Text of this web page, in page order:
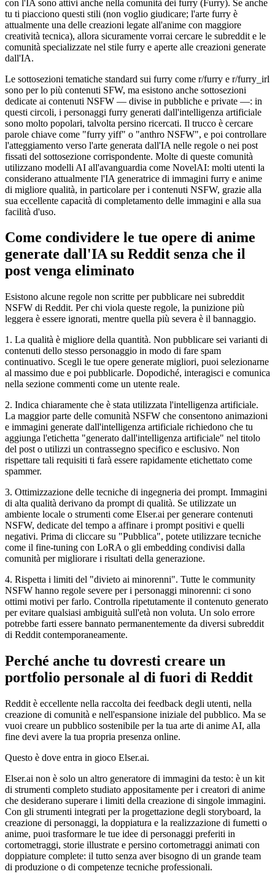
con l'IA sono attivi anche nella comunità dei furry (Furry). Se anche
tu ti piacciono questi stili (non voglio giudicare; l'arte furry è
attualmente una delle creazioni legate all'anime con maggiore
creatività tecnica), allora sicuramente vorrai cercare le subreddit e le
comunità specializzate nel stile furry e aperte alle creazioni generate
dall'IA.
Le sottosezioni tematiche standard sui furry come r/furry e r/furry_irl
sono per lo più contenuti SFW, ma esistono anche sottosezioni
dedicate ai contenuti NSFW — divise in pubbliche e private —: in
questi circoli, i personaggi furry generati dall'intelligenza artificiale
sono molto popolari, talvolta persino ricercati. Il trucco è cercare
parole chiave come "furry yiff" o "anthro NSFW", e poi controllare
l'atteggiamento verso l'arte generata dall'IA nelle regole o nei post
fissati del sottosezione corrispondente. Molte di queste comunità
utilizzano modelli AI all'avanguardia come NovelAI: molti utenti la
considerano attualmente l'IA generatrice di immagini furry e anime
di migliore qualità, in particolare per i contenuti NSFW, grazie alla
sua eccellente capacità di completamento delle immagini e alla sua
facilità d'uso.
Come condividere le tue opere di anime
generate dall'IA su Reddit senza che il
post venga eliminato
Esistono alcune regole non scritte per pubblicare nei subreddit
NSFW di Reddit. Per chi viola queste regole, la punizione più
leggera è essere ignorati, mentre quella più severa è il bannaggio.
1. La qualità è migliore della quantità. Non pubblicare sei varianti di
contenuti dello stesso personaggio in modo di fare spam
continuativo. Scegli le tue opere generate migliori, puoi selezionarne
al massimo due e poi pubblicarle. Dopodiché, interagisci e comunica
nella sezione commenti come un utente reale.
2. Indica chiaramente che è stata utilizzata l'intelligenza artificiale.
La maggior parte delle comunità NSFW che consentono animazioni
e immagini generate dall'intelligenza artificiale richiedono che tu
aggiunga l'etichetta "generato dall'intelligenza artificiale" nel titolo
del post o utilizzi un contrassegno specifico e esclusivo. Non
rispettare tali requisiti ti farà essere rapidamente etichettato come
spammer.
3. Ottimizzazione delle tecniche di ingegneria dei prompt. Immagini
di alta qualità derivano da prompt di qualità. Se utilizzate un
ambiente locale o strumenti come Elser.ai per generare contenuti
NSFW, dedicate del tempo a affinare i prompt positivi e quelli
negativi. Prima di cliccare su "Pubblica", potete utilizzare tecniche
come il fine-tuning con LoRA o gli embedding condivisi dalla
comunità per migliorare i risultati della generazione.
4. Rispetta i limiti del "divieto ai minorenni". Tutte le community
NSFW hanno regole severe per i personaggi minorenni: ci sono
ottimi motivi per farlo. Controlla ripetutamente il contenuto generato
per evitare qualsiasi ambiguità sull'età non voluta. Un solo errore
potrebbe farti essere bannato permanentemente da diversi subreddit
di Reddit contemporaneamente.
Perché anche tu dovresti creare un
portfolio personale al di fuori di Reddit
Reddit è eccellente nella raccolta dei feedback degli utenti, nella
creazione di comunità e nell'espansione iniziale del pubblico. Ma se
vuoi creare un pubblico sostenibile per la tua arte di anime AI, alla
fine devi avere la tua propria presenza online.
Questo è dove entra in gioco Elser.ai.
Elser.ai non è solo un altro generatore di immagini da testo: è un kit
di strumenti completo studiato appositamente per i creatori di anime
che desiderano superare i limiti della creazione di singole immagini.
Con gli strumenti integrati per la progettazione degli storyboard, la
creazione di personaggi, la doppiatura e la realizzazione di fumetti o
anime, puoi trasformare le tue idee di personaggi preferiti in
cortometraggi, storie illustrate e persino cortometraggi animati con
doppiature complete: il tutto senza aver bisogno di un grande team
di produzione o di competenze tecniche professionali.